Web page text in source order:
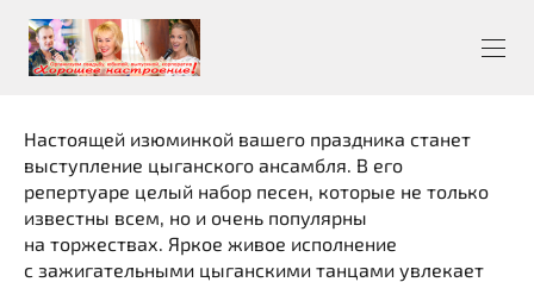
Настоящей изюминкой вашего праздника станет
выступление цыганского ансамбля. В его
репертуаре целый набор песен, которые не только
известны всем, но и очень популярны
на торжествах. Яркое живое исполнение
с зажигательными цыганскими танцами увлекает